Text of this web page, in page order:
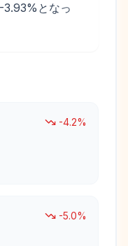
となっ
-4.2%
-5.0%